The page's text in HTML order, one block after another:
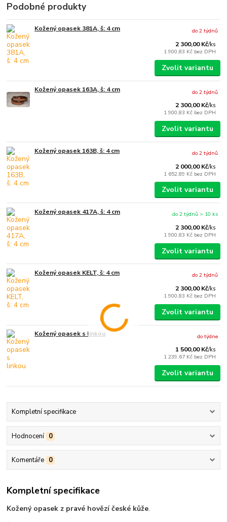
Podobné produkty
Kožený opasek 381A, š: 4 cm
2 300,00 Kč/ks
1 900,83 Kč bez DPH
do 2 týdnů
Zvolit variantu
Kožený opasek 163A, š: 4 cm
2 300,00 Kč/ks
1 900,83 Kč bez DPH
do 2 týdnů
Zvolit variantu
Kožený opasek 163B, š: 4 cm
2 000,00 Kč/ks
1 652,89 Kč bez DPH
do 2 týdnů
Zvolit variantu
Kožený opasek 417A, š: 4 cm
2 300,00 Kč/ks
1 900,83 Kč bez DPH
do 2 týdnů > 10 ks
Zvolit variantu
Kožený opasek KELT, š: 4 cm
2 300,00 Kč/ks
1 900,83 Kč bez DPH
do 2 týdnů
Zvolit variantu
Kožený opasek s linkou
1 500,00 Kč/ks
1 239,67 Kč bez DPH
do týdne
Zvolit variantu
Kompletní specifikace
Hodnocení 0
Komentáře 0
Kompletní specifikace
Kožený opasek z pravé hovězí české kůže.